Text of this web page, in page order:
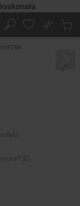
Szukaj
No
3D